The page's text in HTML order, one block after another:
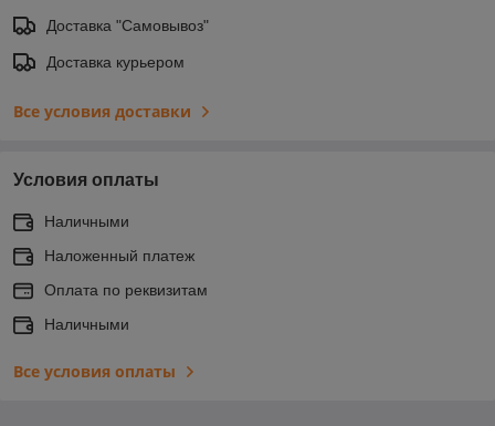
Доставка "Самовывоз"
Доставка курьером
Все условия доставки
Условия оплаты
Наличными
Наложенный платеж
Оплата по реквизитам
Наличными
Все условия оплаты